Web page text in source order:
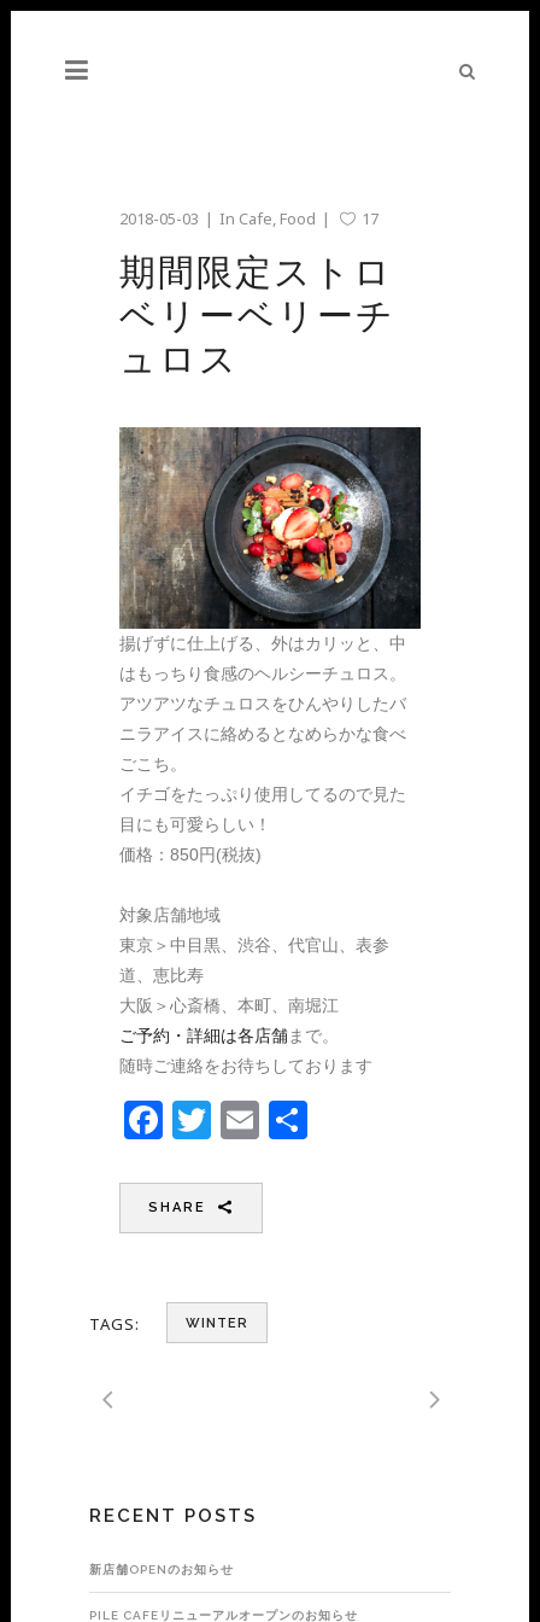
2018-05-03 In Cafe, Food 17
期間限定ストロ
ベリーベリーチ
ュロス
揚げずに仕上げる、外はカリッと、中
はもっちり食感のヘルシーチュロス。
アツアツなチュロスをひんやりしたバ
ニラアイスに絡めるとなめらかな食べ
ごこち。
イチゴをたっぷり使用してるので見た
目にも可愛らしい！
価格：850円(税抜)
対象店舗地域
東京＞中目黒、渋谷、代官山、表参
道、恵比寿
大阪＞心斎橋、本町、南堀江
ご予約・詳細は各店舗まで。
随時ご連絡をお待ちしております
Facebook
TwitterEmail
SHARE
TAGS: WINTER
RECENT POSTS
新店舗OPENのお知らせ
PILE CAFEリニューアルオープンのお知らせ